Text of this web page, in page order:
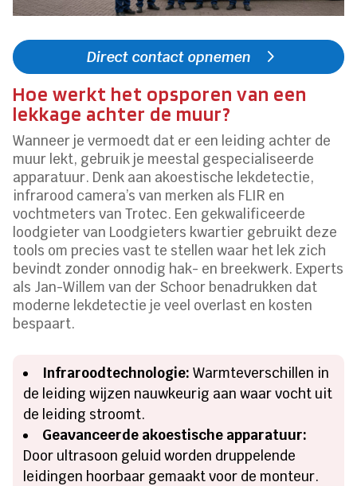
Direct contact opnemen
Hoe werkt het opsporen van een
lekkage achter de muur?
Wanneer je vermoedt dat er een leiding achter de
muur lekt, gebruik je meestal gespecialiseerde
apparatuur. Denk aan akoestische lekdetectie,
infrarood camera’s van merken als FLIR en
vochtmeters van Trotec. Een gekwalificeerde
loodgieter van Loodgieters kwartier gebruikt deze
tools om precies vast te stellen waar het lek zich
bevindt zonder onnodig hak- en breekwerk. Experts
als Jan-Willem van der Schoor benadrukken dat
moderne lekdetectie je veel overlast en kosten
bespaart.
Infraroodtechnologie: Warmteverschillen in
de leiding wijzen nauwkeurig aan waar vocht uit
de leiding stroomt.
Geavanceerde akoestische apparatuur:
Door ultrasoon geluid worden druppelende
leidingen hoorbaar gemaakt voor de monteur.